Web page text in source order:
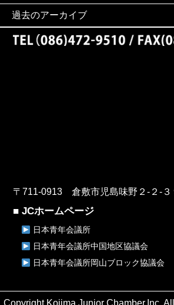
過去のアーカイブ
〒711-0913 倉敷市児島味野２-２-３
■ JCホームページ
日本青年会議所
日本青年会議所中国地区協議会
日本青年会議所岡山ブロック協議会